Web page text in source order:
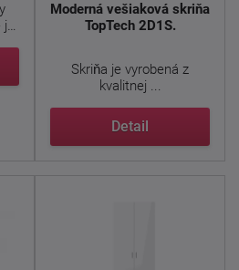
je
Moderná vešiaková skriňa
TopTech 2D1S.
Skriňa je vyrobená z
kvalitnej ...
Detail